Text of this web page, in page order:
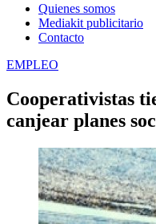
Quienes somos
Mediakit publicitario
Contacto
EMPLEO
Cooperativistas
canjear planes